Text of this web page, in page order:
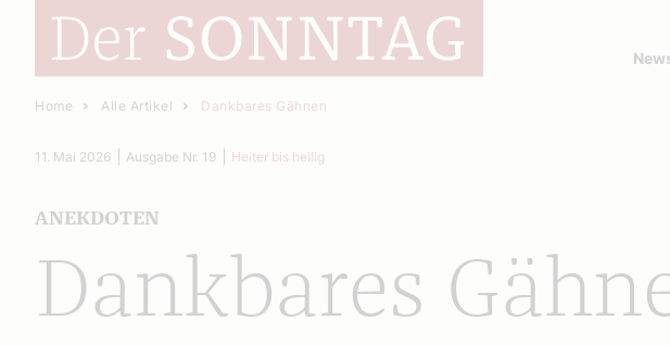
Home Alle Artikel Dankbares Gähnen
Dankbares
ANEKDOTEN
11. Mai 2026 Ausgabe Nr. 19 Heiter bis heilig